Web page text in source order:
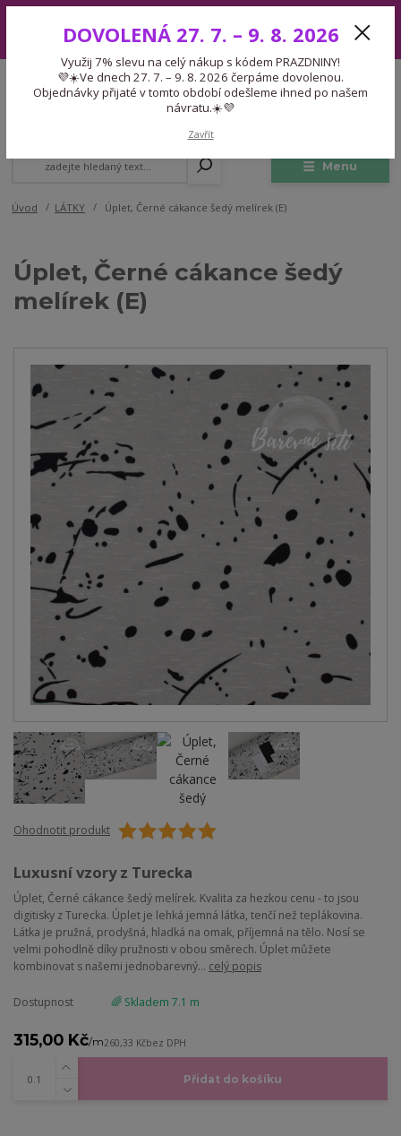
7. – 9. 8. 2026 čerpáme dovolenou. Objednávky přijaté v tomto období
odešleme ihned po našem návratu.☀️💜
Menu
CZK
Expedice 775 866 913
Po-Čt 9-15:30 Pá 9-14:30 Pauza 13-13:45
Úvod LÁTKY Úplet, Černé cákance šedý melírek (E)
Úplet, Černé cákance šedý
melírek (E)
Ohodnotit produkt
Luxusní vzory z Turecka
Úplet, Černé cákance šedý melírek. Kvalita za hezkou cenu - to jsou
digitisky z Turecka. Úplet je lehká jemná látka, tenčí než teplákovina.
Látka je pružná, prodyšná, hladká na omak, příjemná na tělo. Nosí se
velmi pohodlně díky pružnosti v obou směrech. Úplet můžete
kombinovat s našemi jednobarevný... celý popis
Dostupnost 🌈 Skladem 7.1 m
315,00 Kč/m260,33 Kčbez DPH
Přidat do košíku
DOVOLENÁ 27. 7. – 9. 8. 2026
Využij 7% slevu na celý nákup s kódem PRAZDNINY!
💜☀️Ve dnech 27. 7. – 9. 8. 2026 čerpáme dovolenou.
Objednávky přijaté v tomto období odešleme ihned po našem
návratu.☀️💜
Zavřít